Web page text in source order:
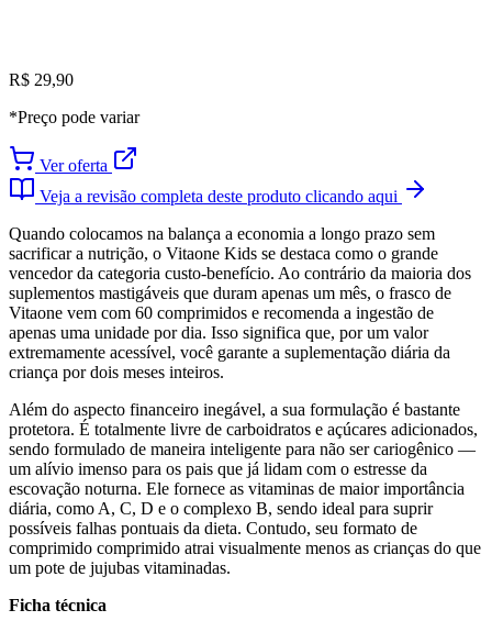
R$ 29,90
*Preço pode variar
Ver oferta
Veja a revisão completa deste produto clicando aqui
Quando colocamos na balança a economia a longo prazo sem
sacrificar a nutrição, o Vitaone Kids se destaca como o grande
vencedor da categoria custo-benefício. Ao contrário da maioria dos
suplementos mastigáveis que duram apenas um mês, o frasco de
Vitaone vem com 60 comprimidos e recomenda a ingestão de
apenas uma unidade por dia. Isso significa que, por um valor
extremamente acessível, você garante a suplementação diária da
criança por dois meses inteiros.
Além do aspecto financeiro inegável, a sua formulação é bastante
protetora. É totalmente livre de carboidratos e açúcares adicionados,
sendo formulado de maneira inteligente para não ser cariogênico —
um alívio imenso para os pais que já lidam com o estresse da
escovação noturna. Ele fornece as vitaminas de maior importância
diária, como A, C, D e o complexo B, sendo ideal para suprir
possíveis falhas pontuais da dieta. Contudo, seu formato de
comprimido comprimido atrai visualmente menos as crianças do que
um pote de jujubas vitaminadas.
Ficha técnica